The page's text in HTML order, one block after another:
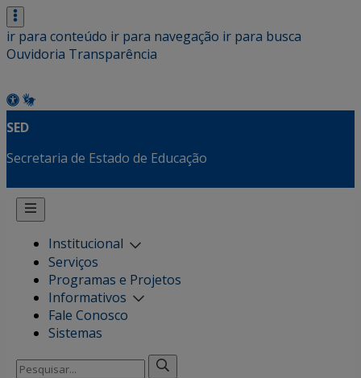
ir para conteúdo ir para navegação ir para busca
Ouvidoria Transparência
SED
Secretaria de Estado de Educação
Institucional
Serviços
Programas e Projetos
Informativos
Fale Conosco
Sistemas
Pesquisar